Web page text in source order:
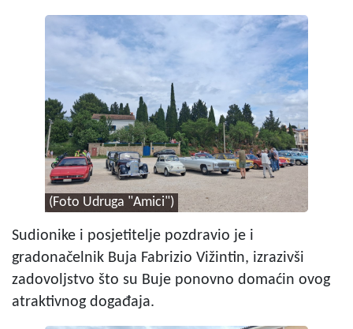
(Foto Udruga "Amici")
Sudionike i posjetitelje pozdravio je i
gradonačelnik Buja Fabrizio Vižintin, izrazivši
zadovoljstvo što su Buje ponovno domaćin ovog
atraktivnog događaja.